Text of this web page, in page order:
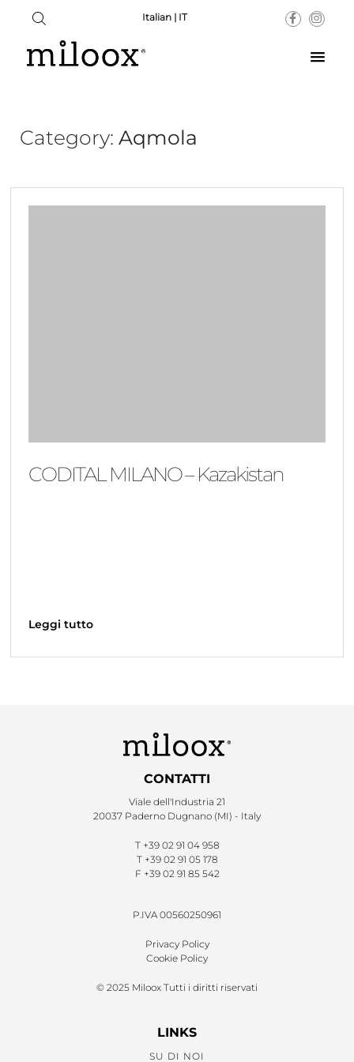
Italian | IT
Category:Aqmola
CODITAL MILANO – Kazakistan
Leggi tutto
CONTATTI
Viale dell'Industria 21
20037 Paderno Dugnano (MI) - Italy
T +39 02 91 04 958
T +39 02 91 05 178
F +39 02 91 85 542
P.IVA 00560250961
Privacy Policy
Cookie Policy
© 2025 Miloox Tutti i diritti riservati
LINKS
SU DI NOI